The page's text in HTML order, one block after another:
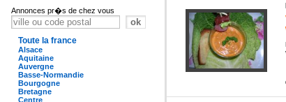
Annonces pr�s de chez vous
Toute la france
Alsace
Aquitaine
Auvergne
Basse-Normandie
Bourgogne
Bretagne
Centre